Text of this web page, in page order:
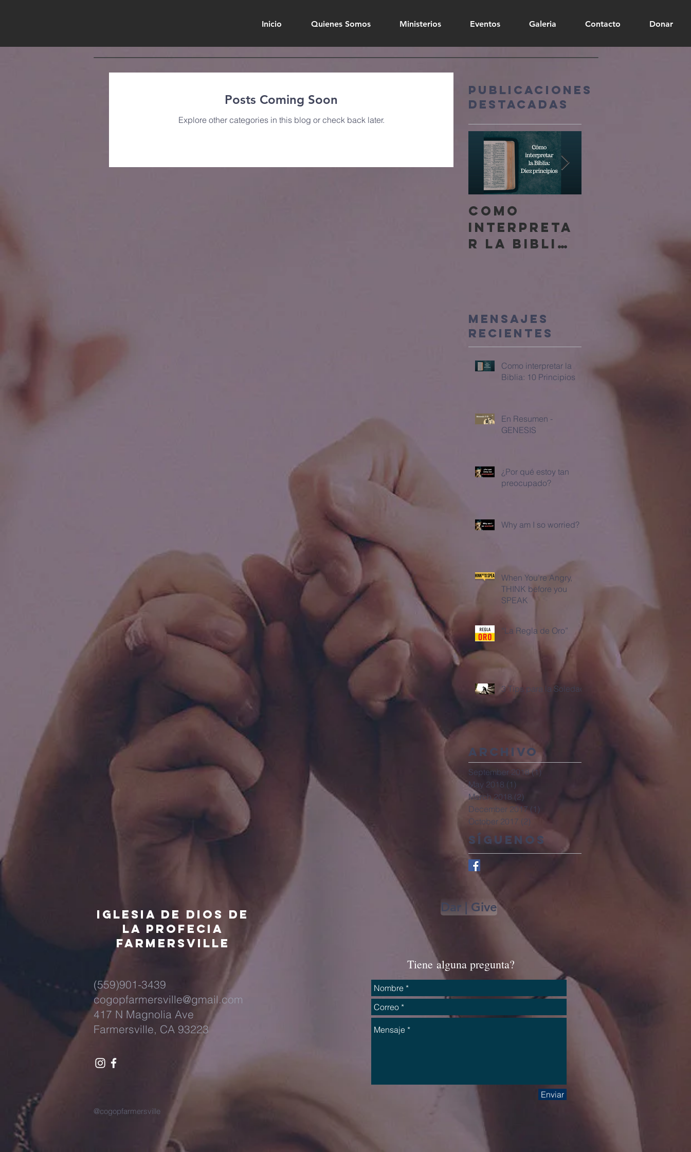
Inicio Quienes Somos Ministerios Eventos Galeria Contacto Donar
Posts Coming Soon
Explore other categories in this blog or check back later.
Publicaciones
destacadas
Como
interpreta
r la Biblia:
Mensajes
recientes
Como interpretar la
Biblia: 10 Principios
En Resumen -
GENESIS
¿Por qué estoy tan
preocupado?
Why am I so worried?
When You’re Angry,
THINK before you
SPEAK
“La Regla de Oro”
3 Tips para la Soledad!
Archivo
September 2018 (1)1 post
May 2018 (1)
March 2018 (2)
December 2017 (1)
October 2017 (2) 2 posts
Síguenos
Iglesia de dios de
la profecia
FARMERSVILLE
Dar | Give
Tiene alguna pregunta?
(559)901-3439
cogopfarmersville@gmail.com
417 N Magnolia Ave
Farmersville, CA 93223
@cogopfarmersville
Enviar